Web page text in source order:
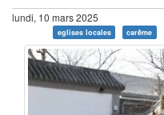
lundi, 10 mars 2025
eglises locales carême